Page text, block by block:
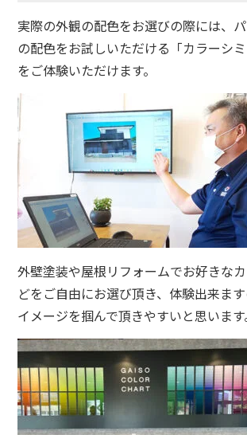
実際の外観の配色をお選びの際には、
の配色をお試しいただける「カラーシミ
をご体験いただけます。
外壁塗装や屋根リフォームでお好きな
どをご自由にお選び頂き、体験出来ま
イメージを掴んで頂きやすいと思います